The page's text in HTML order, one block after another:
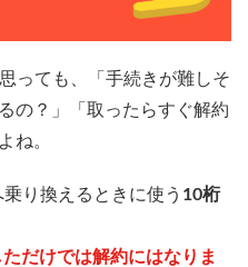
っても、「手続きが難しそ
の？」「取ったらすぐ解約
ね。
り換えるときに使う 10桁
だけでは解約にはなりま